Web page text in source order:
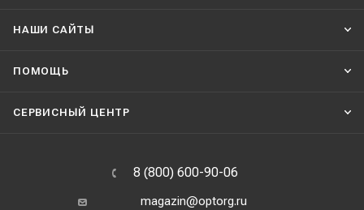
НАШИ CАЙТЫ
ПОМОЩЬ
СЕРВИСНЫЙ ЦЕНТР
8 (800) 600-90-06
magazin@optorg.ru